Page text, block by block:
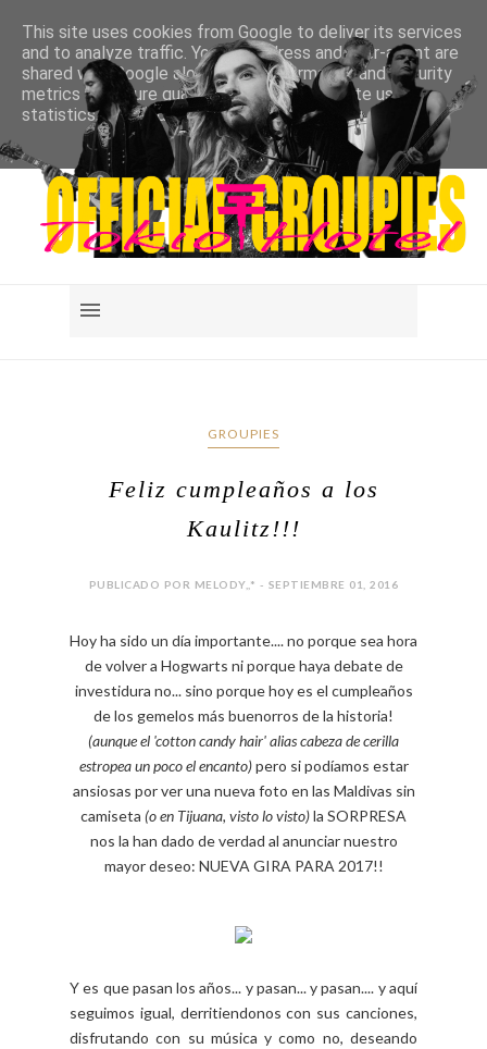
GROUPIES
Feliz cumpleaños a los
Kaulitz!!!
PUBLICADO POR MELODY,,* - SEPTIEMBRE 01, 2016
Hoy ha sido un día importante.... no porque sea hora
de volver a Hogwarts ni porque haya debate de
investidura no... sino porque hoy es el cumpleaños
de los gemelos más buenorros de la historia!
(aunque el 'cotton candy hair' alias cabeza de cerilla
estropea un poco el encanto)pero si podíamos estar
ansiosas por ver una nueva foto en las Maldivas sin
camiseta (o en Tijuana, visto lo visto)la SORPRESA
nos la han dado de verdad al anunciar nuestro
mayor deseo: NUEVA GIRA PARA 2017!!
Y es que pasan los años... y pasan... y pasan.... y aquí
seguimos igual, derritiendonos con sus canciones,
disfrutando con su música y como no, deseando
This site uses cookies from Google to deliver its services
and to analyze traffic. Your IP address and user-agent are
shared with Google along with performance and security
metrics to ensure quality of service, generate usage
statistics, and to detect and address abuse.
LEARN MORE GOT IT